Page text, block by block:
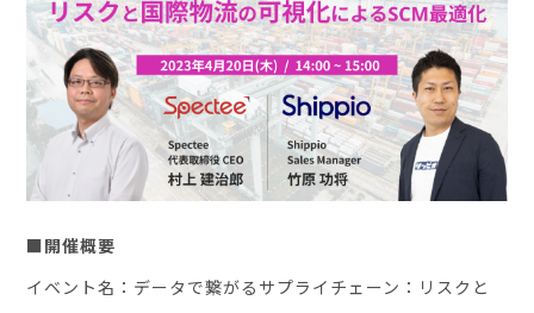
■開催概要
イベント名：データで繋がるサプライチェーン：リスクと